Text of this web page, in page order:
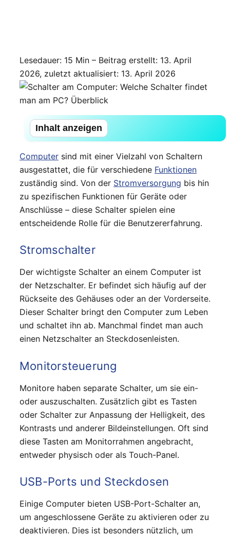
Lesedauer: 15 Min – Beitrag erstellt: 13. April
2026, zuletzt aktualisiert: 13. April 2026
Inhalt anzeigen
Computer sind mit einer Vielzahl von Schaltern
ausgestattet, die für verschiedene Funktionen
zuständig sind. Von der Stromversorgung bis hin
zu spezifischen Funktionen für Geräte oder
Anschlüsse – diese Schalter spielen eine
entscheidende Rolle für die Benutzererfahrung.
Stromschalter
Der wichtigste Schalter an einem Computer ist
der Netzschalter. Er befindet sich häufig auf der
Rückseite des Gehäuses oder an der Vorderseite.
Dieser Schalter bringt den Computer zum Leben
und schaltet ihn ab. Manchmal findet man auch
einen Netzschalter an Steckdosenleisten.
Monitorsteuerung
Monitore haben separate Schalter, um sie ein-
oder auszuschalten. Zusätzlich gibt es Tasten
oder Schalter zur Anpassung der Helligkeit, des
Kontrasts und anderer Bildeinstellungen. Oft sind
diese Tasten am Monitorrahmen angebracht,
entweder physisch oder als Touch-Panel.
USB-Ports und Steckdosen
Einige Computer bieten USB-Port-Schalter an,
um angeschlossene Geräte zu aktivieren oder zu
deaktivieren. Dies ist besonders nützlich, um